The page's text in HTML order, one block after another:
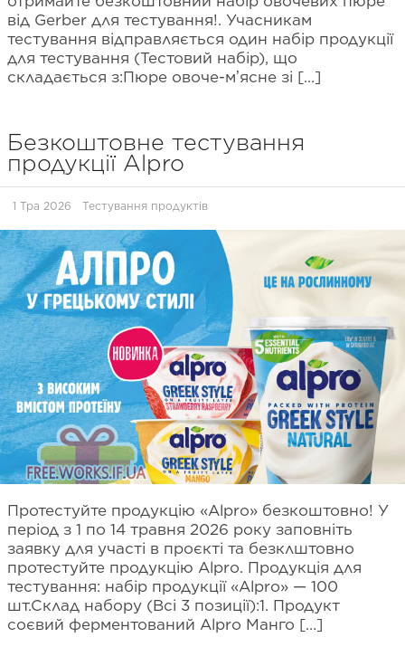
від Gerber для тестування!. Учасникам
тестування відправляється один набір продукції
для тестування (Тестовий набір), що
складається з:Пюре овоче-мʼясне зі […]
Безкоштовне тестування
продукції Alpro
1 Тра 2026 Тестування продуктів
Протестуйте продукцію «Alpro» безкоштовно! У
період з 1 по 14 травня 2026 року заповніть
заявку для участі в проєкті та безклштовно
протестуйте продукцію Alpro. Продукція для
тестування: набір продукції «Alpro» — 100
шт.Склад набору (Всі 3 позиції):1. Продукт
соєвий ферментований Alpro Манго […]